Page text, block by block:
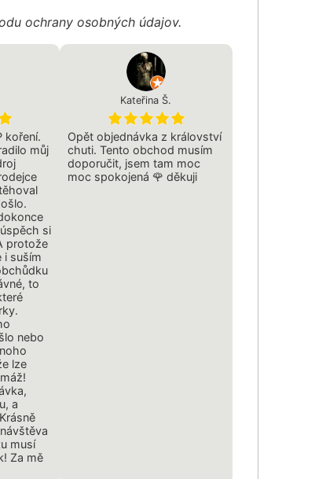
ochrany osobných údajov.
koření.
můj
si
protože
i suším
to
nebo
lze
a
musí
Za mě
Kateřina Š.
Opět objednávka z království
chuti. Tento obchod musím
doporučit, jsem tam moc
moc spokojená 🌹 děkuji